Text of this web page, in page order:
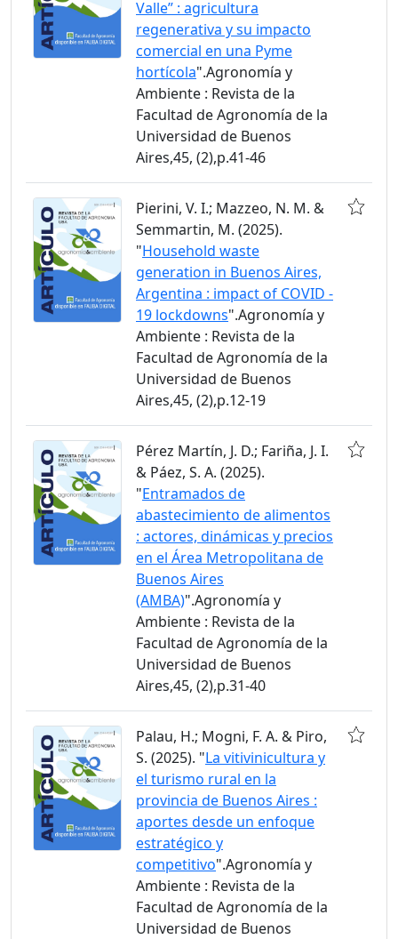
Valle” : agricultura
regenerativa y su impacto
comercial en una Pyme
hortícola".Agronomía y
Ambiente : Revista de la
Facultad de Agronomía de la
Universidad de Buenos
Aires,45, (2),p.41-46
Pierini, V. I.; Mazzeo, N. M. &
Semmartin, M. (2025).
"Household waste
generation in Buenos Aires,
Argentina : impact of COVID -
19 lockdowns".Agronomía y
Ambiente : Revista de la
Facultad de Agronomía de la
Universidad de Buenos
Aires,45, (2),p.12-19
Pérez Martín, J. D.; Fariña, J. I.
& Páez, S. A. (2025).
"Entramados de
abastecimiento de alimentos
: actores, dinámicas y precios
en el Área Metropolitana de
Buenos Aires
(AMBA)".Agronomía y
Ambiente : Revista de la
Facultad de Agronomía de la
Universidad de Buenos
Aires,45, (2),p.31-40
Palau, H.; Mogni, F. A. & Piro,
S. (2025). "La vitivinicultura y
el turismo rural en la
provincia de Buenos Aires :
aportes desde un enfoque
estratégico y
competitivo".Agronomía y
Ambiente : Revista de la
Facultad de Agronomía de la
Universidad de Buenos